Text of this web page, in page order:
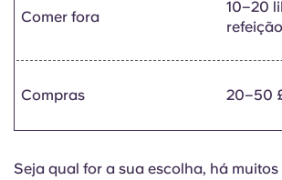
Comer fora
10–20
refeição
Compras 20–50
Seja qual for a sua escolha, há